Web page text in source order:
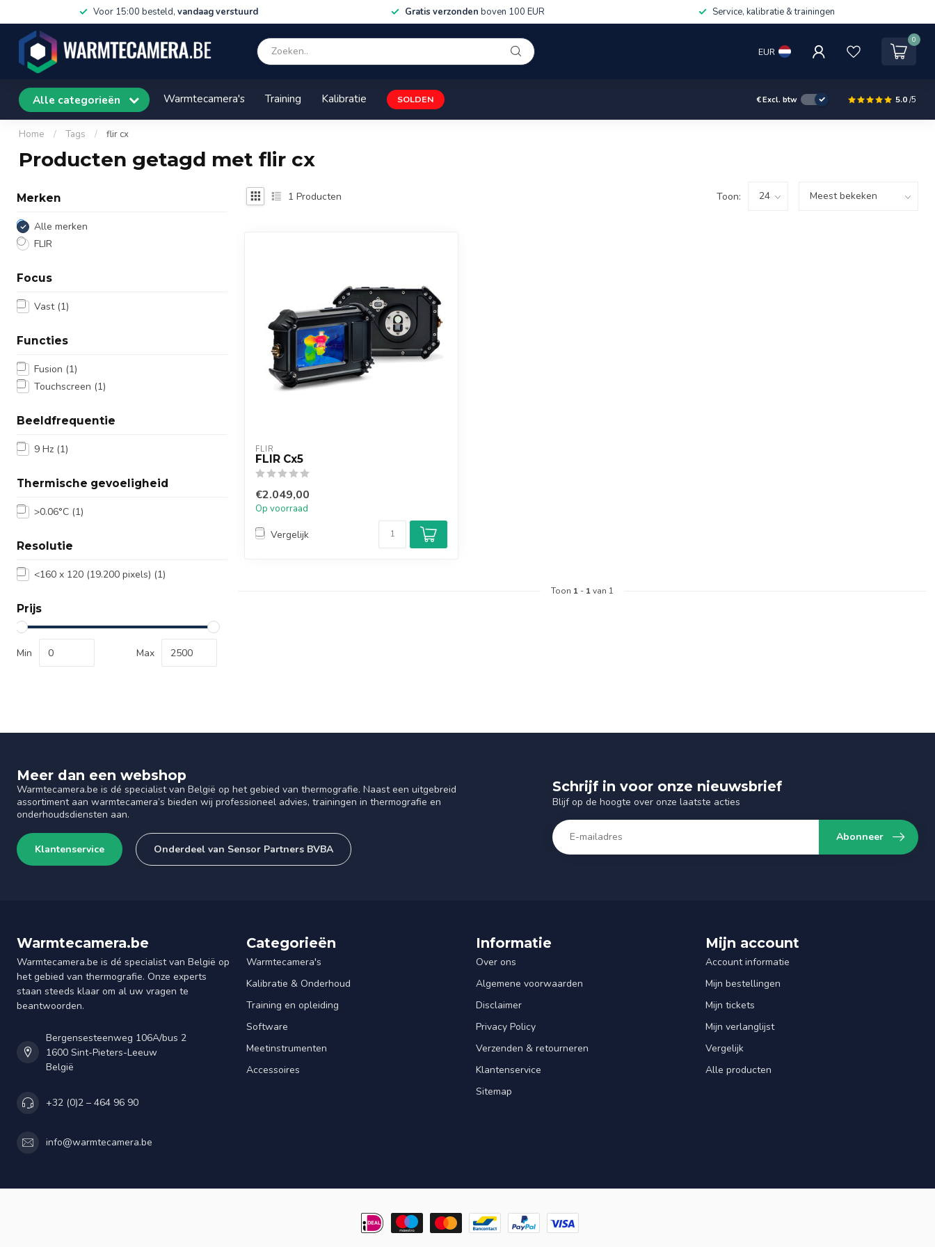
Voor 15:00 besteld, vandaag verstuurd Gratis verzonden boven 100 EUR Service, kalibratie & trainingen
EUR
0
Alle categorieën Warmtecamera's Training Kalibratie SOLDEN €Excl. btw 5.0/5
Home / Tags / flir cx
Producten getagd met flir cx
Merken
Alle merken
FLIR
Focus
Vast (1)
Functies
Fusion (1)
Touchscreen (1)
Beeldfrequentie
9 Hz (1)
Thermische gevoeligheid
>0.06°C (1)
Resolutie
<160 x 120 (19.200 pixels) (1)
Prijs
Min Max
1 Producten Toon:
FLIR
FLIR Cx5
€2.049,00
Op voorraad
Vergelijk
Toon 1 - 1van 1
Meer dan een webshop
Warmtecamera.be is dé specialist van België op het gebied van thermografie. Naast een uitgebreid
assortiment aan warmtecamera’s bieden wij professioneel advies, trainingen in thermografie en
onderhoudsdiensten aan.
Klantenservice Onderdeel van Sensor Partners BVBA
Schrijf in voor onze nieuwsbrief
Blijf op de hoogte over onze laatste acties
Abonneer
Warmtecamera.be
Warmtecamera.be is dé specialist van België op
het gebied van thermografie. Onze experts
staan steeds klaar om al uw vragen te
beantwoorden.
Bergensesteenweg 106A/bus 2
1600 Sint-Pieters-Leeuw
België
+32 (0)2 – 464 96 90
info@warmtecamera.be
Categorieën
Warmtecamera's
Kalibratie & Onderhoud
Training en opleiding
Software
Meetinstrumenten
Accessoires
Informatie
Over ons
Algemene voorwaarden
Disclaimer
Privacy Policy
Verzenden & retourneren
Klantenservice
Sitemap
Mijn account
Account informatie
Mijn bestellingen
Mijn tickets
Mijn verlanglijst
Vergelijk
Alle producten